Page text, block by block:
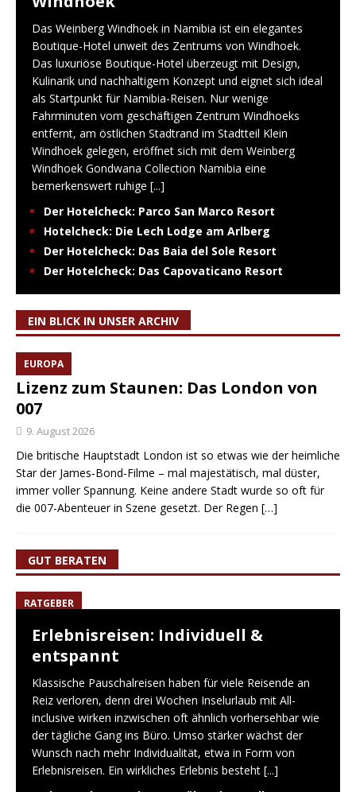
Das Weinberg Windhoek in Namibia ist ein elegantes
Boutique-Hotel unweit des Zentrums von Windhoek.
Das luxuriöse Boutique-Hotel überzeugt mit Design,
Kulinarik und nachhaltigem Konzept und eignet sich ideal
als Startpunkt für Namibia-Reisen. Nur wenige
Fahrminuten vom geschäftigen Zentrum Windhoeks
entfernt, am östlichen Stadtrand im Stadtteil Klein
Windhoek gelegen, eröffnet sich mit dem Weinberg
Windhoek Gondwana Collection Namibia eine
bemerkenswert ruhige [...]
Der Hotelcheck: Parco San Marco Resort
Hotelcheck: Die Lech Lodge am Arlberg
Der Hotelcheck: Das Baia del Sole Resort
Der Hotelcheck: Das Capovaticano Resort
EIN BLICK IN UNSER ARCHIV
EUROPA
Lizenz zum Staunen: Das London von
007
9. August 2026
Die britische Hauptstadt London ist so etwas wie der heimliche
Star der James‑Bond‑Filme – mal majestätisch, mal düster,
immer voller Spannung. Keine andere Stadt wurde so oft für
die 007-Abenteuer in Szene gesetzt. Der Regen […]
GUT BERATEN
RATGEBER
Erlebnisreisen: Individuell &
entspannt
Klassische Pauschalreisen haben für viele Reisende an
Reiz verloren, denn drei Wochen Inselurlaub mit All-
inclusive wirken inzwischen oft ähnlich vorhersehbar wie
der tägliche Gang ins Büro. Umso stärker wächst der
Wunsch nach mehr Individualität, etwa in Form von
Erlebnisreisen. Ein wirkliches Erlebnis besteht [...]